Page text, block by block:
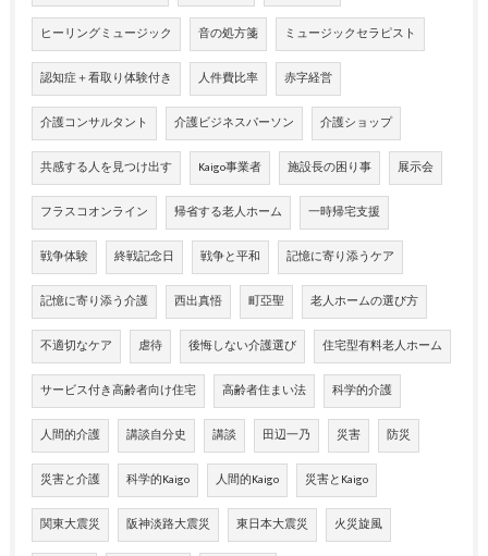
ヒーリングミュージック 音の処方箋 ミュージックセラピスト
認知症＋看取り体験付き 人件費比率 赤字経営
介護コンサルタント 介護ビジネスパーソン 介護ショップ
共感する人を見つけ出す Kaigo事業者 施設長の困り事 展示会
フラスコオンライン 帰省する老人ホーム 一時帰宅支援
戦争体験 終戦記念日 戦争と平和 記憶に寄り添うケア
記憶に寄り添う介護 西出真悟 町亞聖 老人ホームの選び方
不適切なケア 虐待 後悔しない介護選び 住宅型有料老人ホーム
サービス付き高齢者向け住宅 高齢者住まい法 科学的介護
人間的介護 講談自分史 講談 田辺一乃 災害 防災
災害と介護 科学的Kaigo 人間的Kaigo 災害とKaigo
関東大震災 阪神淡路大震災 東日本大震災 火災旋風